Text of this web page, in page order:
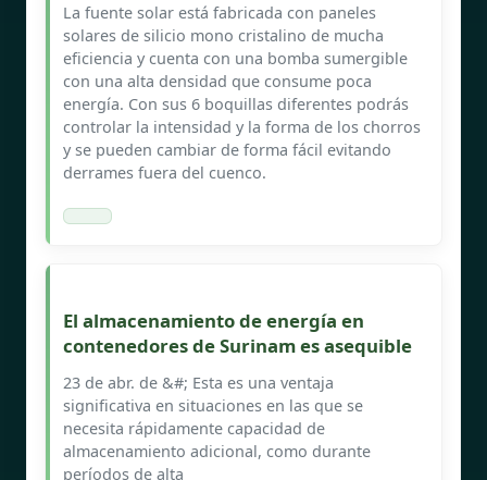
La fuente solar está fabricada con paneles
solares de silicio mono cristalino de mucha
eficiencia y cuenta con una bomba sumergible
con una alta densidad que consume poca
energía. Con sus 6 boquillas diferentes podrás
controlar la intensidad y la forma de los chorros
y se pueden cambiar de forma fácil evitando
derrames fuera del cuenco.
El almacenamiento de energía en
contenedores de Surinam es asequible
23 de abr. de &#; Esta es una ventaja
significativa en situaciones en las que se
necesita rápidamente capacidad de
almacenamiento adicional, como durante
períodos de alta